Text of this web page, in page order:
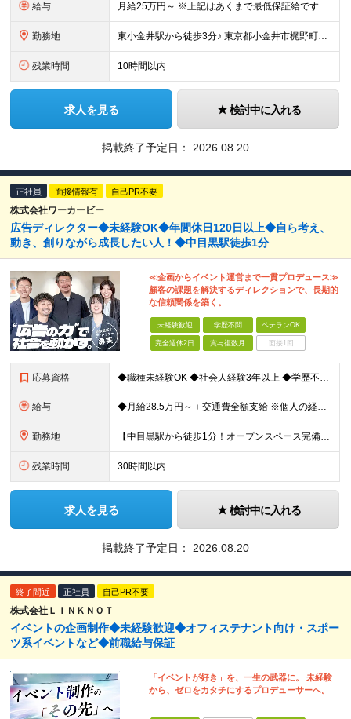
給与 月給25万円～ ※上記はあくまで最低保証給です。経験・スキル・年齢を考慮の上、決定します ※固定残業代（月26時間分・40200円～）を含みます ※超過分は別途支給します ※試用期間3か月（期間中は
勤務地 東小金井駅から徒歩3分♪ 東京都小金井市梶野町5丁目11-5 パピスプラザ401 (変更の範囲)上記を除く当社関連勤務地
残業時間 10時間以内
求人を見る 検討中に入れる
掲載終了予定日： 2026.08.20
正社員 面接情報有 自己PR不要
株式会社ワーカービー
広告ディレクター◆未経験OK◆年間休日120日以上◆自ら考え、
動き、創りながら成長したい人！◆中目黒駅徒歩1分
≪企画からイベント運営まで一貫プロデュース≫
顧客の課題を解決するディレクションで、長期的
な信頼関係を築く。
未経験歓迎 学歴不問 ベテランOK
完全週休2日 賞与複数月 面接1回
応募資格 ◆職種未経験OK ◆社会人経験3年以上 ◆学歴不問 ～こんな方大歓迎～ ・ビジネス視点でデザインを考えられる方 ・複数案件を並行するマルチタスクが得意な方 ・自発的にコミュニケーションが取れる方 ・
給与 ◆月給28.5万円～＋交通費全額支給 ※個人の経験や能力を考慮して、金額を決定します ※固定残業代45時間分（月72,000円～）を含む。超過分は別途支給 ※試用期間3ヵ月（社会保険（雇用保険、労働
勤務地 【中目黒駅から徒歩1分！オープンスペース完備｜フリーアドレス制】 ◆本社 東京都目黒区上目黒3-3-14 アサヒ電機朝日生命中目黒ビル8F ┕東急東横線／東京メトロ日比谷線「中目黒駅」から徒歩1分
残業時間 30時間以内
求人を見る 検討中に入れる
掲載終了予定日： 2026.08.20
終了間近 正社員 自己PR不要
株式会社ＬＩＮＫＮＯＴ
イベントの企画制作◆未経験歓迎◆オフィステナント向け・スポー
ツ系イベントなど◆前職給与保証
「イベントが好き」を、一生の武器に。 未経験
から、ゼロをカタチにするプロデューサーへ。